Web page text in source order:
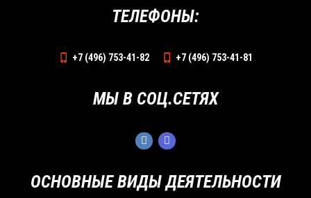
ОСНОВНЫЕ ВИДЫ ДЕЯТЕЛЬНОСТИ
ТЕЛЕФОНЫ:
+7 (496) 753-41-82 +7 (496) 753-41-81
МЫ В СОЦ.СЕТЯХ